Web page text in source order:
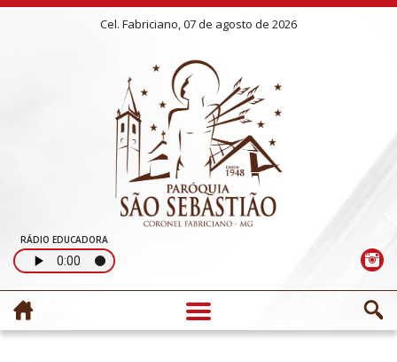
Cel. Fabriciano, 07 de agosto de 2026
RÁDIO EDUCADORA